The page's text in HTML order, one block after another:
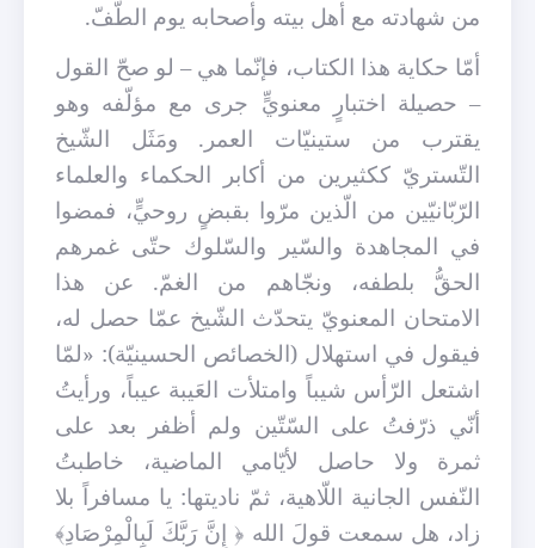
من شهادته مع أهل بيته وأصحابه يوم الطّفّ.
أمّا حكاية هذا الكتاب، فإنّما هي – لو صحّ القول
– حصيلة اختبارٍ معنويٍّ جرى مع مؤلّفه وهو
يقترب من ستينيّات العمر. ومَثَل الشّيخ
التّستريّ ككثيرين من أكابر الحكماء والعلماء
الرّبّانيّين من الّذين مرّوا بقبضٍ روحيٍّ، فمضوا
في المجاهدة والسّير والسّلوك حتّى غمرهم
الحقُّ بلطفه، ونجّاهم من الغمّ. عن هذا
الامتحان المعنويّ يتحدّث الشّيخ عمّا حصل له،
فيقول في استهلال (الخصائص الحسينيّة): «لمّا
اشتعل الرّأس شيباً وامتلأت العَيبة عيباً، ورأيتُ
أنّي ذرّفتُ على السّتّين ولم أظفر بعد على
ثمرة ولا حاصل لأيّامي الماضية، خاطبتُ
النّفس الجانية اللّاهية، ثمّ ناديتها: يا مسافراً بلا
زاد، هل سمعت قولَ الله ﴿ إِنَّ رَبَّكَ لَبِالْمِرْصَادِ﴾